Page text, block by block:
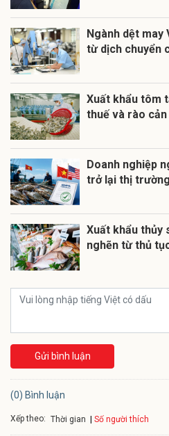
Ngành dệt may
từ dịch chuyển
Xuất khẩu tôm
thuế và rào
Doanh nghiệp
trở lại thị
Xuất khẩu thủy
nghẽn từ thủ
Gửi bình luận
(0) Bình luận
Xếp theo: Thời gian Số người thích